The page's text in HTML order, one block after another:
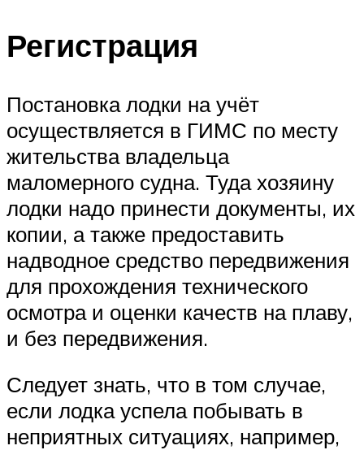
Регистрация
Постановка лодки на учёт
осуществляется в ГИМС по месту
жительства владельца
маломерного судна. Туда хозяину
лодки надо принести документы, их
копии, а также предоставить
надводное средство передвижения
для прохождения технического
осмотра и оценки качеств на плаву,
и без передвижения.
Следует знать, что в том случае,
если лодка успела побывать в
неприятных ситуациях, например,